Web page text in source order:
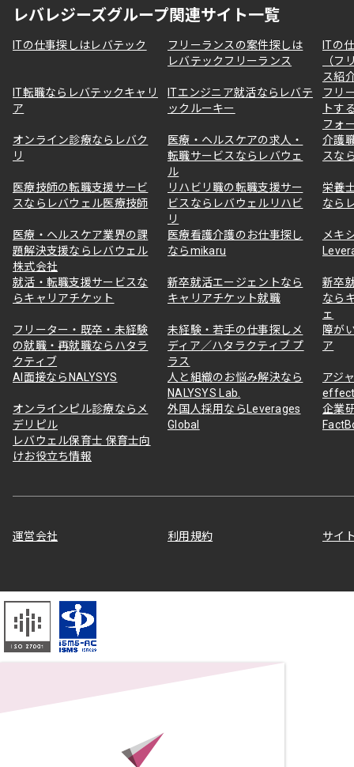
レバレジーズグループ関連サイト一覧
ITの仕事探しはレバテック
フリーランスの案件探しは
レバテックフリーランス
ITの
（フ
ス紹
IT転職ならレバテックキャリ
ア
ITエンジニア就活ならレバテ
ックルーキー
フリ
トす
フォ
オンライン診療ならレバク
リ
医療・ヘルスケアの求人・
転職サービスならレバウェ
ル
介護
スな
医療技師の転職支援サービ
スならレバウェル医療技師
リハビリ職の転職支援サー
ビスならレバウェルリハビ
リ
栄養
なら
医療・ヘルスケア業界の課
題解決支援ならレバウェル
株式会社
医療看護介護のお仕事探し
ならmikaru
メキ
就活・転職支援サービスな
らキャリアチケット
新卒就活エージェントなら
キャリアチケット就職
新卒
なら
ェ
フリーター・既卒・未経験
の就職・再就職ならハタラ
クティブ
未経験・若手の仕事探しメ
ディア／ハタラクティブ プ
ラス
障が
ア
AI面接ならNALYSYS
人と組織のお悩み解決なら
NALYSYS Lab.
アジ
オンラインピル診療ならメ
デリピル
外国人採用ならLeverages
Global
企業
レバウェル保育士 保育士向
けお役立ち情報
運営会社 利用規約 サイ